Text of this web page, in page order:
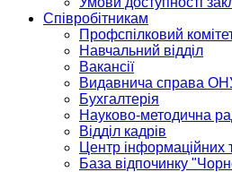
Співробітникам
Профспілковий
Навчальний відділ
Вакансії
Видавнича справа
Бухгалтерія
Науково-методична
Відділ кадрів
Центр інформаційних
База відпочинку